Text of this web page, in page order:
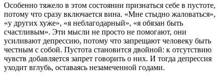
Особенно тяжело в этом состоянии признаться себе в пустоте,
потому что сразу включается вина. «Мне стыдно жаловаться»,
«у других хуже», «я неблагодарный», «я обязан быть
счастливым». Эти мысли не просто не помогают, они
усиливают депрессию, потому что запрещают человеку быть
честным с собой. Пустота становится двойной: к отсутствию
чувств добавляется запрет говорить о них. И тогда депрессия
уходит вглубь, оставаясь незамеченной годами.